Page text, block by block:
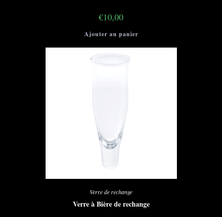
€10,00
Ajouter au panier
Verre de rechange
Verre à Bière de rechange